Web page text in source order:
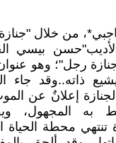
من خلال
بيسي
رجل"؛ وهو
ذاته..وقد جاء
إعلانٌ عن
به المجهول،
تنتهي محطة الحياة